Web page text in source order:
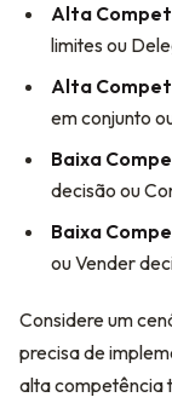
Alta
limites ou
Alta
em conjunto
Baixa
decisão ou
Baixa
ou Vender
Considere um
precisa de
alta competência